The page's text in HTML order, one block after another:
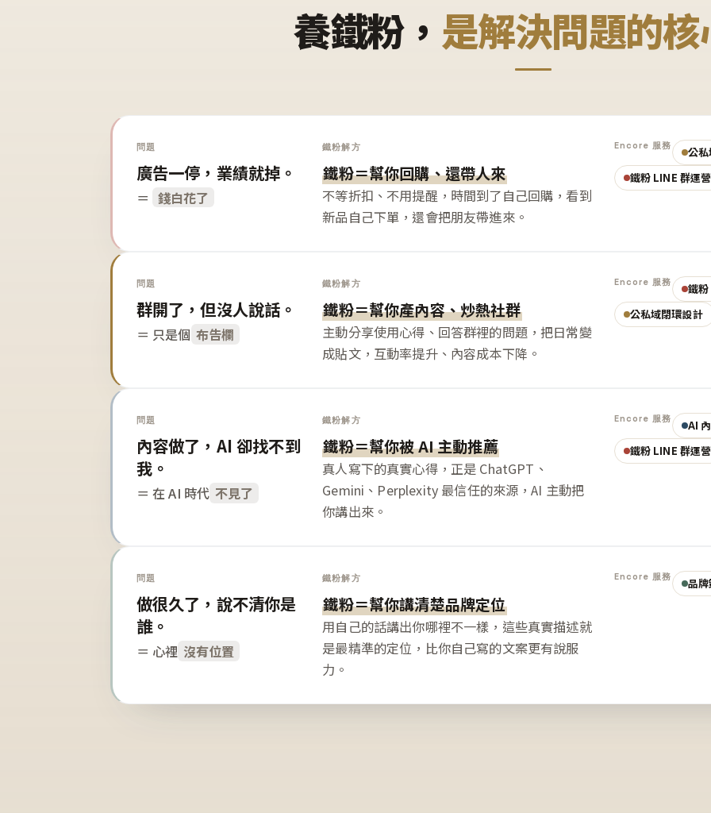
養鐵粉， 是解決問題的
問題
廣告一停，業績就掉。
＝ 錢白花了
鐵粉解方
鐵粉＝幫你回購、還帶人來
不等折扣、不用提醒，時間到了自己回購，看到
新品自己下單，還會把朋友帶進來。
Encore 服務
公
鐵粉 LINE 群運營
問題
群開了，但沒人說話。
＝ 只是個 布告欄
鐵粉解方
鐵粉＝幫你產內容、炒熱社群
主動分享使用心得、回答群裡的問題，把日常變
成貼文，互動率提升、內容成本下降。
Encore 服務
鐵
公私域閉環設計
問題
內容做了，AI 卻找不到
我。
＝ 在 AI 時代 不見了
鐵粉解方
鐵粉＝幫你被 AI 主動推薦
真人寫下的真實心得，正是 ChatGPT、
Gemini、Perplexity 最信任的來源，AI 主動把
你講出來。
Encore 服務
AI
鐵粉 LINE 群運營
問題
做很久了，說不清你是
誰。
＝ 心裡 沒有位置
鐵粉解方
鐵粉＝幫你講清楚品牌定位
用自己的話講出你哪裡不一樣，這些真實描述就
是最精準的定位，比你自己寫的文案更有說服
力。
Encore 服務 品